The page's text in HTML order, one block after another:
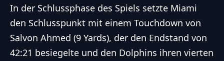
In der Schlussphase des Spiels setzte Miami
den Schlusspunkt mit einem Touchdown von
Salvon Ahmed (9 Yards), der den Endstand von
42:21 besiegelte und den Dolphins ihren vierten